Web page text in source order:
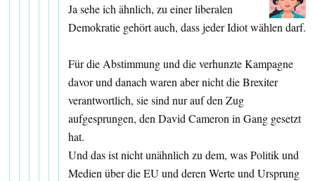
Ja sehe ich ähnlich, zu einer liberalen
Demokratie gehört auch, dass jeder Idiot wählen darf.
Für die Abstimmung und die verhunzte Kampagne
davor und danach waren aber nicht die Brexiter
verantwortlich, sie sind nur auf den Zug
aufgesprungen, den David Cameron in Gang gesetzt
hat.
Und das ist nicht unähnlich zu dem, was Politik und
Medien über die EU und deren Werte und Ursprung